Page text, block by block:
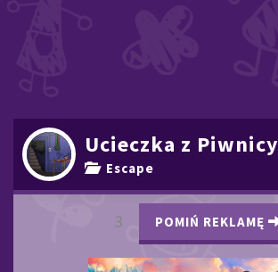
Ucieczka z Piwnicy
Escape
2 POMIŃ REKLAMĘ